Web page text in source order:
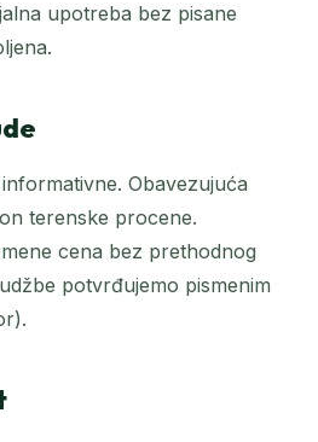
upotreba bez pisane
Obavezujuća
terenske procene.
cena bez prethodnog
potvrđujemo pismenim